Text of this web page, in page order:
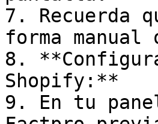
7. Recuerda
forma
8.
Shopify:**
9. En tu